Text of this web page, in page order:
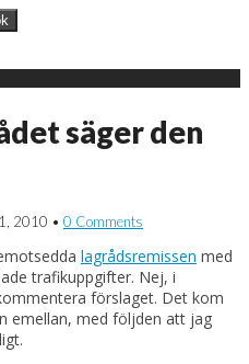
säger den
2010 • 0 Comments
lagrådsremissen med
trafikuppgifter. Nej, i
förslaget. Det kom
emellan, med följden att jag